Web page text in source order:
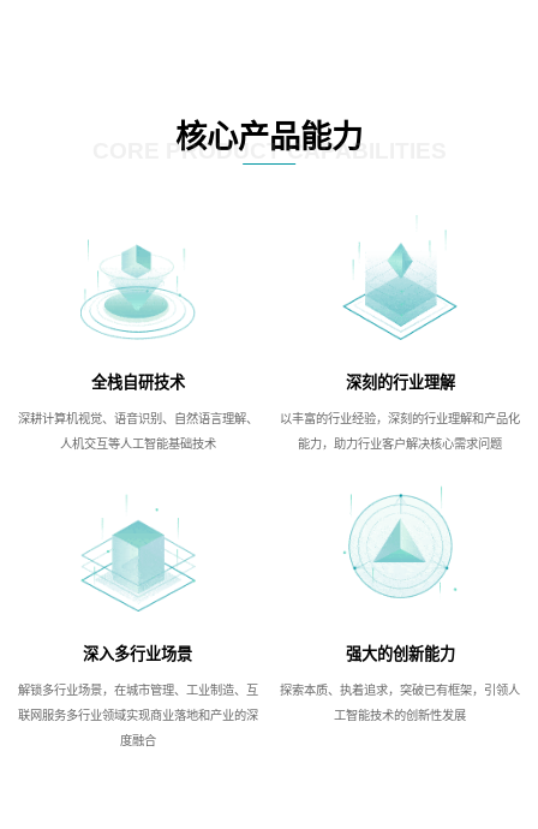
核心产品能力
CORE PRODUCT CAPABILITIES
全栈自研技术
深耕计算机视觉、语音识别、自然语言理解、
人机交互等人工智能基础技术
深刻的行业理解
以丰富的行业经验，深刻的行业理解和产品化
能力，助力行业客户解决核心需求问题
深入多行业场景
解锁多行业场景，在城市管理、工业制造、互
联网服务多行业领域实现商业落地和产业的深
度融合
强大的创新能力
探索本质、执着追求，突破已有框架，引领人
工智能技术的创新性发展